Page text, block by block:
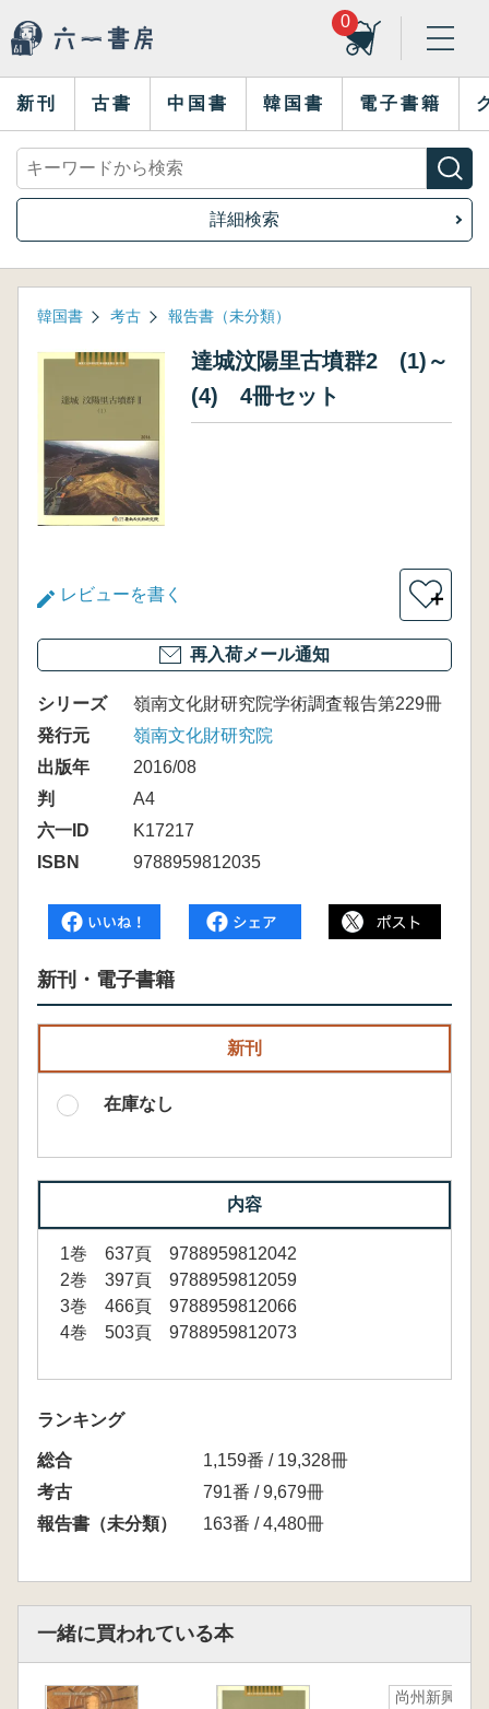
0
新刊 古書 中国書 韓国書 電子書籍
詳細検索
韓国書 考古 報告書（未分類）
達城汶陽里古墳群2 (1)～
(4) 4冊セット
レビューを書く ＋
再入荷メール通知
シリーズ
嶺南文化財研究院学術調査報告第229冊
発行元
嶺南文化財研究院
出版年
2016/08
判
A4
六一ID
K17217
ISBN
9788959812035
新刊・電子書籍
新刊
在庫なし
内容
1巻 637頁 9788959812042
2巻 397頁 9788959812059
3巻 466頁 9788959812066
4巻 503頁 9788959812073
ランキング
総合
1,159番 / 19,328冊
考古
791番 / 9,679冊
報告書（未分類）
163番 / 4,480冊
一緒に買われている本
尚州新興里